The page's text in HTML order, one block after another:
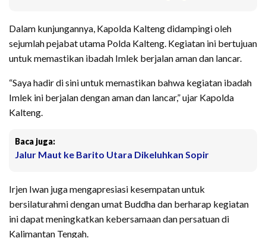
Dalam kunjungannya, Kapolda Kalteng didampingi oleh
sejumlah pejabat utama Polda Kalteng. Kegiatan ini bertujuan
untuk memastikan ibadah Imlek berjalan aman dan lancar.
“Saya hadir di sini untuk memastikan bahwa kegiatan ibadah
Imlek ini berjalan dengan aman dan lancar,” ujar Kapolda
Kalteng.
Baca juga:
Jalur Maut ke Barito Utara Dikeluhkan Sopir
Irjen Iwan juga mengapresiasi kesempatan untuk
bersilaturahmi dengan umat Buddha dan berharap kegiatan
ini dapat meningkatkan kebersamaan dan persatuan di
Kalimantan Tengah.